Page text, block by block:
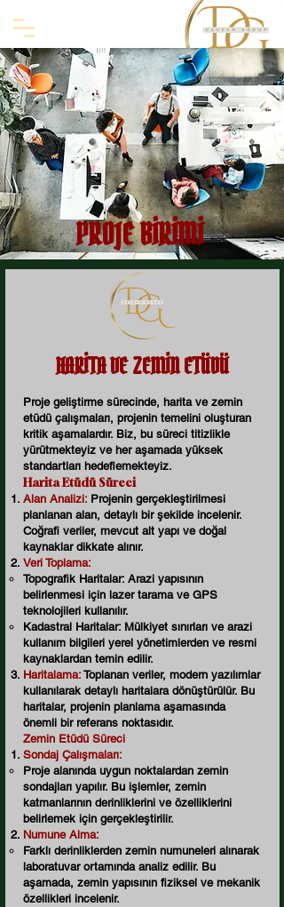
PROJE BİRİMİ
HARİTA VE ZEMİN ETÜDÜ
Proje geliştirme sürecinde, harita ve zemin
etüdü çalışmaları, projenin temelini oluşturan
kritik aşamalardır. Biz, bu süreci titizlikle
yürütmekteyiz ve her aşamada yüksek
standartları hedeflemekteyiz.
Harita Etüdü Süreci
Alan Analizi: Projenin gerçekleştirilmesi
planlanan alan, detaylı bir şekilde incelenir.
Coğrafi veriler, mevcut alt yapı ve doğal
kaynaklar dikkate alınır.
Veri Toplama:
Topografik Haritalar: Arazi yapısının
belirlenmesi için lazer tarama ve GPS
teknolojileri kullanılır.
Kadastral Haritalar: Mülkiyet sınırları ve arazi
kullanım bilgileri yerel yönetimlerden ve resmi
kaynaklardan temin edilir.
Haritalama: Toplanan veriler, modern yazılımlar
kullanılarak detaylı haritalara dönüştürülür. Bu
haritalar, projenin planlama aşamasında
önemli bir referans noktasıdır.
Zemin Etüdü Süreci
Sondaj Çalışmaları:
Proje alanında uygun noktalardan zemin
sondajları yapılır. Bu işlemler, zemin
katmanlarının derinliklerini ve özelliklerini
belirlemek için gerçekleştirilir.
Numune Alma:
Farklı derinliklerden zemin numuneleri alınarak
laboratuvar ortamında analiz edilir. Bu
aşamada, zemin yapısının fiziksel ve mekanik
özellikleri incelenir.